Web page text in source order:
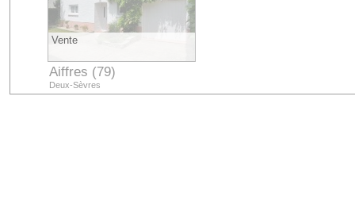
Vente
Aiffres (79)
Deux-Sèvres